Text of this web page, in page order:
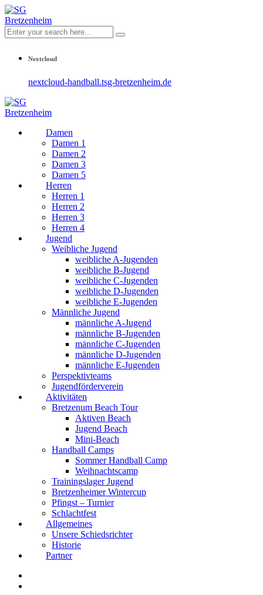
Nextcloud
nextcloud-handball.tsg-bretzenheim.de
Damen
Damen 1
Damen 2
Damen 3
Damen 5
Herren
Herren 1
Herren 2
Herren 3
Herren 4
Jugend
Weibliche Jugend
weibliche A-Jugenden
weibliche B-Jugend
weibliche C-Jugenden
weibliche D-Jugenden
weibliche E-Jugenden
Männliche Jugend
männliche A-Jugend
männliche B-Jugenden
männliche C-Jugenden
männliche D-Jugenden
männliche E-Jugenden
Perspektivteams
Jugendförderverein
Aktivitäten
Bretzenum Beach Tour
Aktiven Beach
Jugend Beach
Mini-Beach
Handball Camps
Sommer Handball Camp
Weihnachtscamp
Trainingslager Jugend
Bretzenheimer Wintercup
Pfingst – Turnier
Schlachtfest
Allgemeines
Unsere Schiedsrichter
Historie
Partner